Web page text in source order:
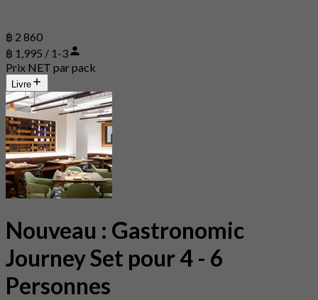
฿ 2 860
฿ 1,995 / 1-3
Prix NET par pack
Livre
Nouveau : Gastronomic
Journey Set pour 4 - 6
Personnes